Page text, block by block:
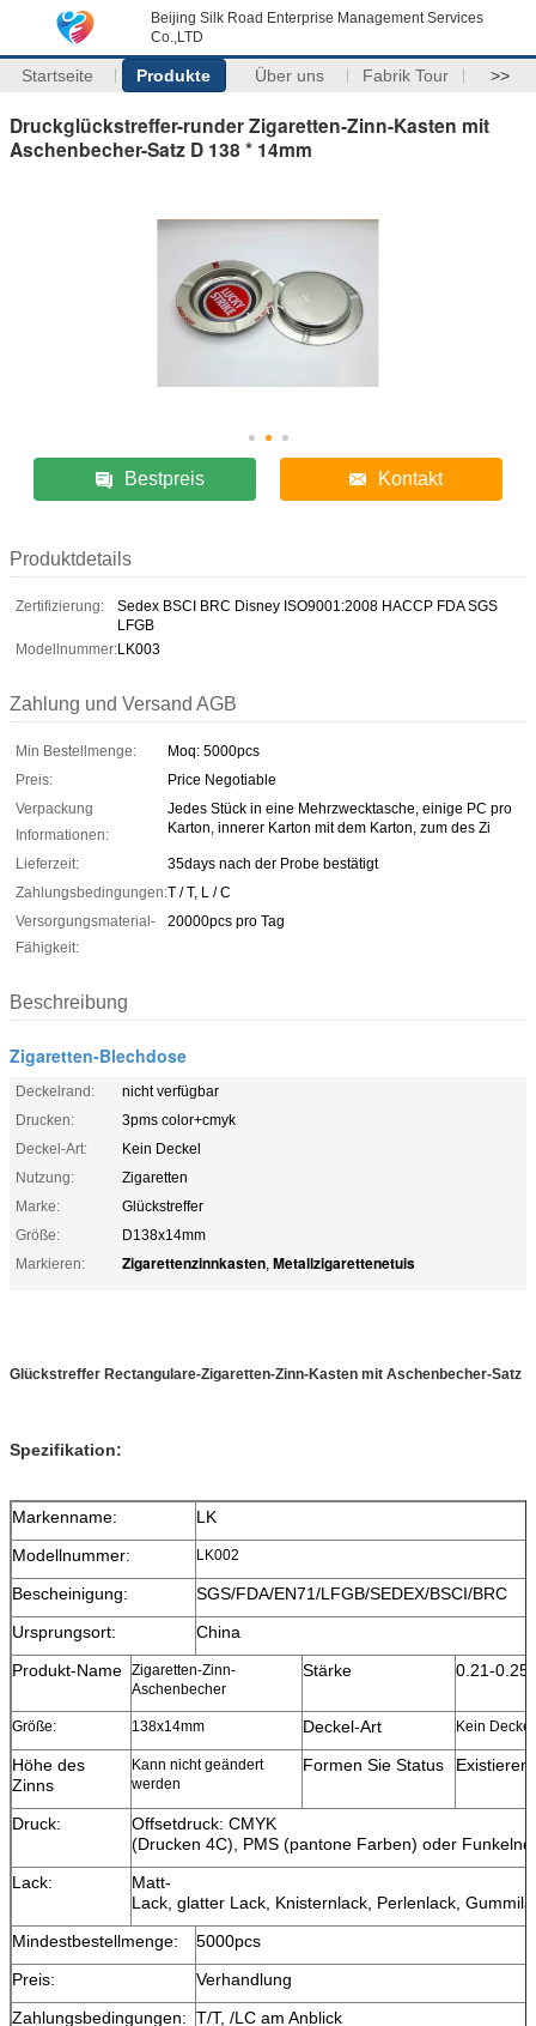
Beijing Silk Road Enterprise Management Services
Co.,LTD
Startseite Produkte Über uns Fabrik Tour >>
Druckglückstreffer-runder Zigaretten-Zinn-Kasten mit
Aschenbecher-Satz D 138 * 14mm
Bestpreis Kontakt
Produktdetails
Zertifizierung:
Sedex BSCI BRC Disney ISO9001:2008 HACCP FDA SGS
LFGB
Modellnummer:LK003
Zahlung und Versand AGB
Min Bestellmenge:
Moq: 5000pcs
Preis:
Price Negotiable
Verpackung
Informationen:
Jedes Stück in eine Mehrzwecktasche, einige PC pro
Karton, innerer Karton mit dem Karton, zum des Zi
Lieferzeit:
35days nach der Probe bestätigt
Zahlungsbedingungen:T / T, L / C
Versorgungsmaterial-
Fähigkeit:
20000pcs pro Tag
Beschreibung
Zigaretten-Blechdose
Deckelrand:
nicht verfügbar
Drucken:
3pms color+cmyk
Deckel-Art:
Kein Deckel
Nutzung:
Zigaretten
Marke:
Glückstreffer
Größe:
D138x14mm
Markieren:
Zigarettenzinnkasten, Metallzigarettenetuis
Glückstreffer Rectangulare-Zigaretten-Zinn-Kasten mit Aschenbecher-Satz
Spezifikation:
Markenname:
LK
Modellnummer:
LK002
Bescheinigung:
SGS/FDA/EN71/LFGB/SEDEX/BSCI/BRC
Ursprungsort:
China
Produkt-Name Zigaretten-Zinn-
Aschenbecher
Stärke 0.21-
Größe: 138x14mm Deckel-Art Kein Deckel
Höhe des
Zinns
Kann nicht geändert
werden
Formen Sie Status Existieren
Druck:
Offsetdruck: CMYK
(Drucken 4C), PMS (pantone Farben) oder
Lack:
Matt-
Lack, glatter Lack, Knisternlack, Perlenlack,
Mindestbestellmenge:
5000pcs
Preis:
Verhandlung
Zahlungsbedingungen: T/T, /LC am Anblick